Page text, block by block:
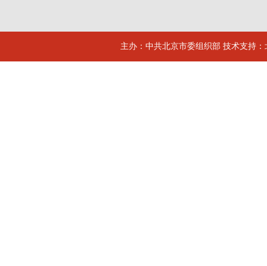
主办：中共北京市委组织部 技术支持